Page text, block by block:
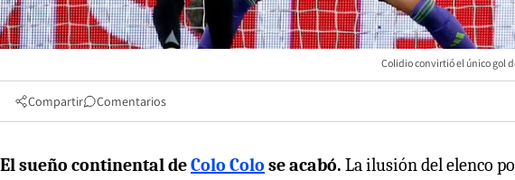
Colidio convirtió el único gol
Compartir Comentarios
El sueño continental deColo Colo se acabó. La ilusión del elenco